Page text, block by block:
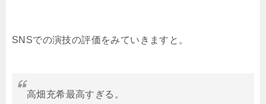
SNSでの演技の評価をみていきますと。
高畑充希最高すぎる。